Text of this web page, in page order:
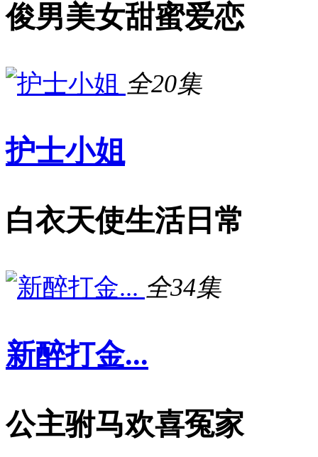
俊男美女甜蜜爱恋
全20集
护士小姐
白衣天使生活日常
全34集
新醉打金...
公主驸马欢喜冤家